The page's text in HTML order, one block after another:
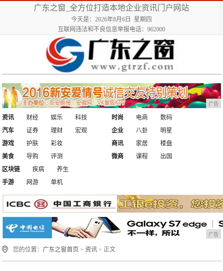
广东之窗_全方位打造本地企业资讯门户网站
今天是：2026年8月6日 星期四
互联网违法和不良信息举报电话：962000
广告
资讯 财经 娱乐
科技
汽车
证券 理财 宏观
时尚 电商
数码
企业
八卦
明星
游戏
护肤
彩妆
美食
导购 评测
商讯 家居
楼盘
微商
课程
出国
区块链
疾病
养生
手游
网游 单机
广告
您的位置： 广东之窗首页 >资讯 > 正文